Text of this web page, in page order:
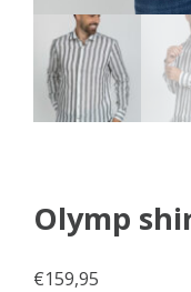
Olymp
€159,95